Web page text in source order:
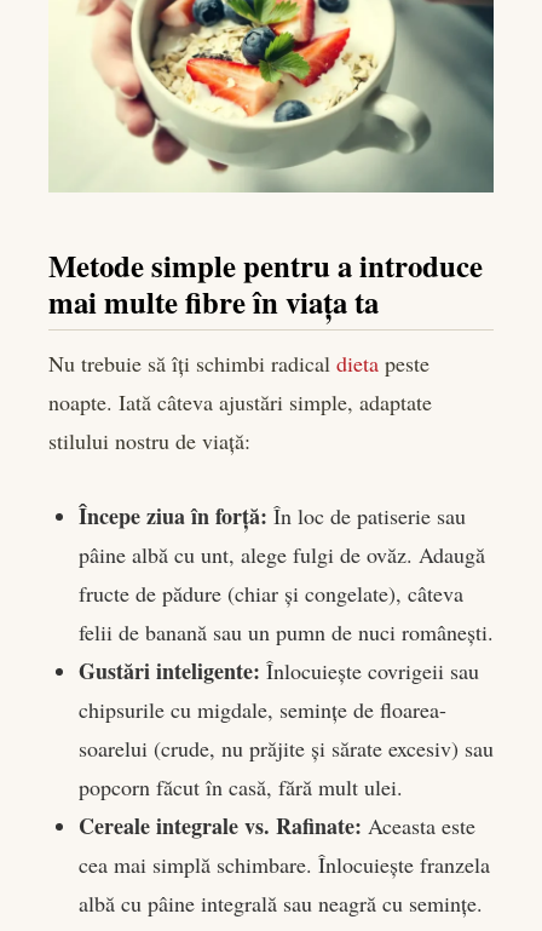
Metode simple pentru a introduce
mai multe fibre în viața ta
Nu trebuie să îți schimbi radical dieta peste
noapte. Iată câteva ajustări simple, adaptate
stilului nostru de viață:
Începe ziua în forță: În loc de patiserie sau
pâine albă cu unt, alege fulgi de ovăz. Adaugă
fructe de pădure (chiar și congelate), câteva
felii de banană sau un pumn de nuci românești.
Gustări inteligente: Înlocuiește covrigeii sau
chipsurile cu migdale, semințe de floarea-
soarelui (crude, nu prăjite și sărate excesiv) sau
popcorn făcut în casă, fără mult ulei.
Cereale integrale vs. Rafinate: Aceasta este
cea mai simplă schimbare. Înlocuiește franzela
albă cu pâine integrală sau neagră cu semințe.